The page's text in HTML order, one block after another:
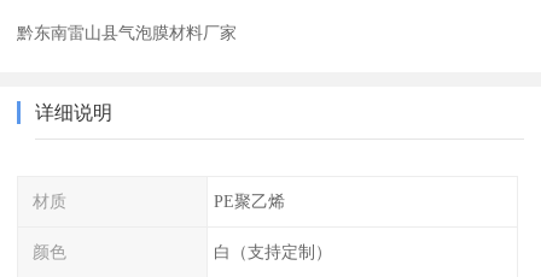
黔东南雷山县气泡膜材料厂家
详细说明
材质 PE聚乙烯
颜色 白（支持定制）